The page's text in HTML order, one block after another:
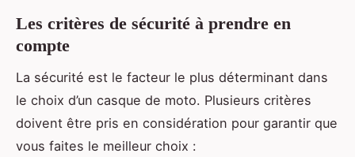
Les critères de sécurité à prendre en
compte
La sécurité est le facteur le plus déterminant dans
le choix d’un casque de moto. Plusieurs critères
doivent être pris en considération pour garantir que
vous faites le meilleur choix :